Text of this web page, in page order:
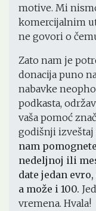
motive. Mi
komercijalnim
ne govori o
Zato nam je
donacija puno
nabavke
podkasta,
vaša pomoć
godišnji izveštaj
nam
nedeljnoj ili
date jedan
a može i 100.
vremena. Hvala!